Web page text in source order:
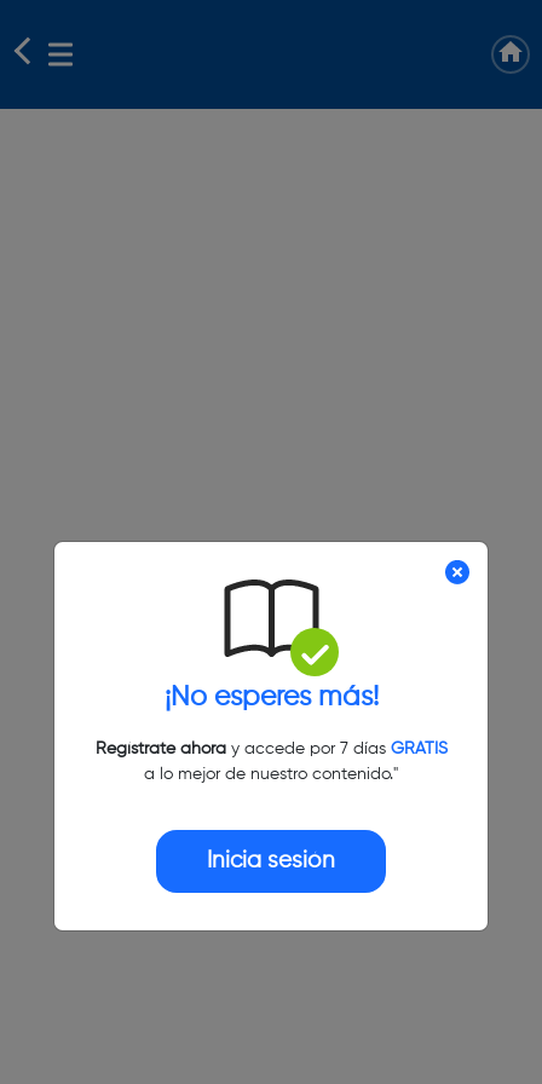
¡No esperes más!
Regístrate ahoray accede por 7 días GRATIS
a lo mejor de nuestro contenido."
Inicia sesión